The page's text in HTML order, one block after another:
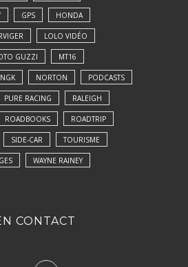
GPS HONDA
LOLO VIDÉO
GUZZI MT16
NGK NORTON PODCASTS
PURE RACING RALEIGH
ROADBOOKS ROADTRIP
SIDE-CAR TOURISME
WAYNE RAINEY
CONTACT